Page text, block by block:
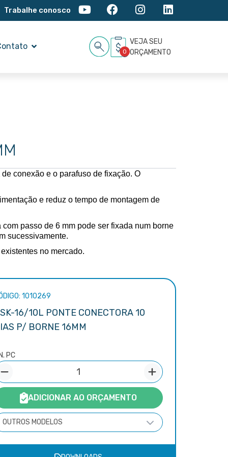
Trabalhe conosco
VEJA SEU
ORÇAMENTO
0
conexão e o parafuso de fixação. O
e reduz o tempo de montagem de
passo de 6 mm pode ser fixada num borne
sucessivamente.
no mercado.
1010269
16/10L PONTE CONECTORA 10
P/ BORNE 16MM
PC
ADICIONAR AO ORÇAMENTO
OUTROS MODELOS